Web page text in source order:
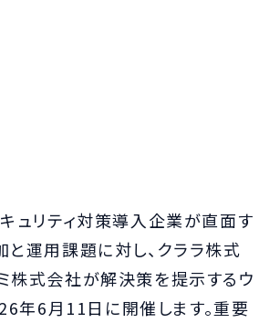
ュリティ対策導入企業が直面す
と運用課題に対し、クララ株式
株式会社が解決策を提示するウ
年6月11日に開催します。重要